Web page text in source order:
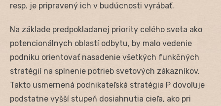
resp. je pripravený ich v budúcnosti vyrábať.
Na základe predpokladanej priority celého sveta ako
potencionálnych oblastí odbytu, by malo vedenie
podniku orientovať nasadenie všetkých funkčných
stratégií na splnenie potrieb svetových zákazníkov.
Takto usmernená podnikateľská stratégia P dovoľuje
podstatne vyšší stupeň dosiahnutia cieľa, ako pri